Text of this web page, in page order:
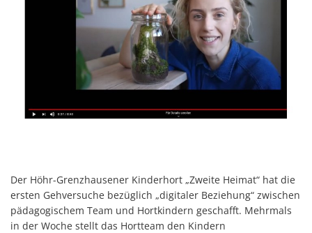
Der Höhr-Grenzhausener Kinderhort „Zweite Heimat“ hat die
ersten Gehversuche bezüglich „digitaler Beziehung“ zwischen
pädagogischem Team und Hortkindern geschafft. Mehrmals
in der Woche stellt das Hortteam den Kindern